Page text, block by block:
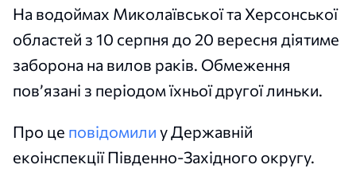
На водоймах Миколаївської та Херсонської
областей з 10 серпня до 20 вересня діятиме
заборона на вилов раків. Обмеження
пов’язані з періодом їхньої другої линьки.
Про це повідомили у Державній
екоінспекції Південно-Західного округу.